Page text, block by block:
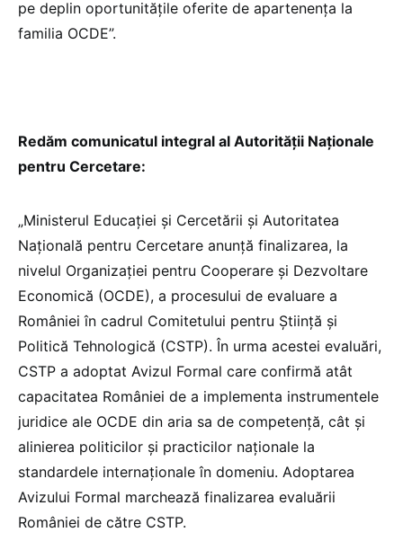
pe deplin oportunitățile oferite de apartenența la
familia OCDE”.
Redăm comunicatul integral al Autorității Naționale
pentru Cercetare:
„Ministerul Educației și Cercetării și Autoritatea
Națională pentru Cercetare anunță finalizarea, la
nivelul Organizației pentru Cooperare și Dezvoltare
Economică (OCDE), a procesului de evaluare a
României în cadrul Comitetului pentru Știință și
Politică Tehnologică (CSTP). În urma acestei evaluări,
CSTP a adoptat Avizul Formal care confirmă atât
capacitatea României de a implementa instrumentele
juridice ale OCDE din aria sa de competență, cât și
alinierea politicilor și practicilor naționale la
standardele internaționale în domeniu. Adoptarea
Avizului Formal marchează finalizarea evaluării
României de către CSTP.